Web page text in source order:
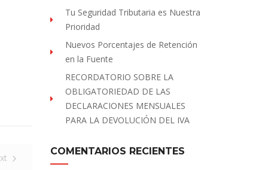
Tu Seguridad Tributaria es Nuestra
Prioridad
Nuevos Porcentajes de Retención
en la Fuente
RECORDATORIO SOBRE LA
OBLIGATORIEDAD DE LAS
DECLARACIONES MENSUALES
PARA LA DEVOLUCIÓN DEL IVA
COMENTARIOS RECIENTES